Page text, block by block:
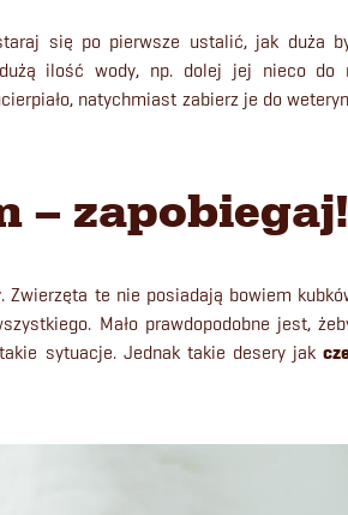
się po pierwsze ustalić, jak duża
ilość wody, np. dolej jej nieco do
natychmiast zabierz je do
– zapobiegaj!
. Zwierzęta te nie posiadają bowiem
Mało prawdopodobne jest,
sytuacje. Jednak takie desery jak